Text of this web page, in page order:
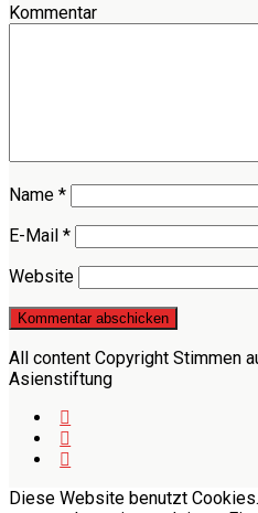
Kommentar
Name *
E-Mail *
Website
All content Copyright Stimmen
Asienstiftung
Diese Website benutzt